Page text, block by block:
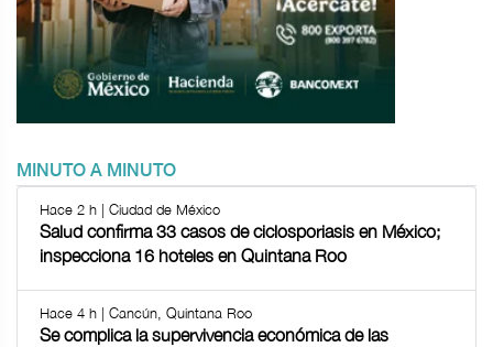
MINUTO A MINUTO
Hace 2 h | Ciudad de México
Salud confirma 33 casos de ciclosporiasis en México;
inspecciona 16 hoteles en Quintana Roo
Hace 4 h | Cancún, Quintana Roo
Se complica la supervivencia económica de las